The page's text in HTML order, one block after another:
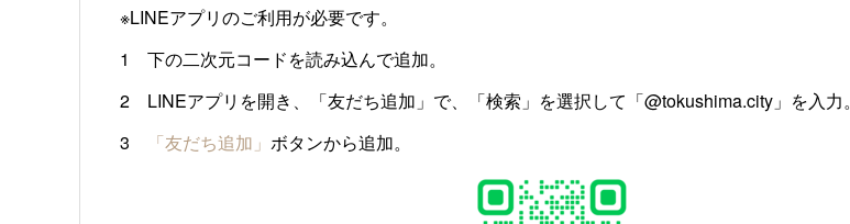
※LINEアプリのご利用が必要です。
1 下の二次元コードを読み込んで追加。
2 LINEアプリを開き、「友だち追加」で、「検索」を選択して「@tokushima.city」を入力。
3
「友だち追加」 ボタンから追加。